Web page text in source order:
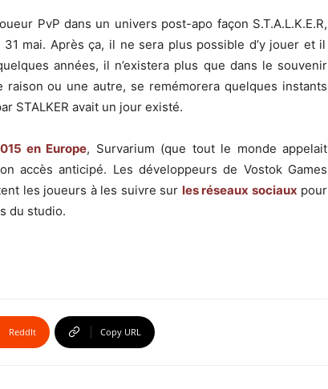
PvP dans un univers post-apo façon S.T.A.L.K.E.R,
mai. Après ça, il ne sera plus possible d’y jouer et il
années, il n’existera plus que dans le souvenir
raison ou une autre, se remémorera quelques instants
STALKER avait un jour existé.
en Europe, Survarium (que tout le monde appelait
accès anticipé. Les développeurs de Vostok Games
les joueurs à les suivre sur les réseaux sociaux pour
du studio.
ReddIt Copy URL